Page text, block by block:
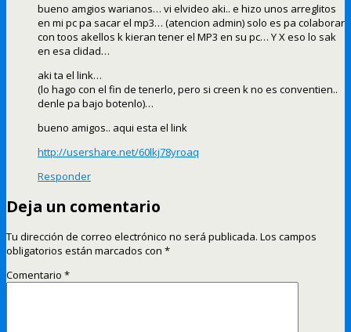
bueno amgios warianos… vi elvideo aki.. e hizo unos arreglitos
en mi pc pa sacar el mp3… (atencion admin) solo es pa colaborar
con toos akellos k kieran tener el MP3 en su pc… Y X eso lo sak
en esa clidad…
aki ta el link…
(lo hago con el fin de tenerlo, pero si creen k no es conventien..
denle pa bajo botenlo)…
bueno amigos.. aqui esta el link
http://usershare.net/60lkj78yroaq
Responder
Deja un comentario
Tu dirección de correo electrónico no será publicada. Los campos
obligatorios están marcados con *
Comentario *